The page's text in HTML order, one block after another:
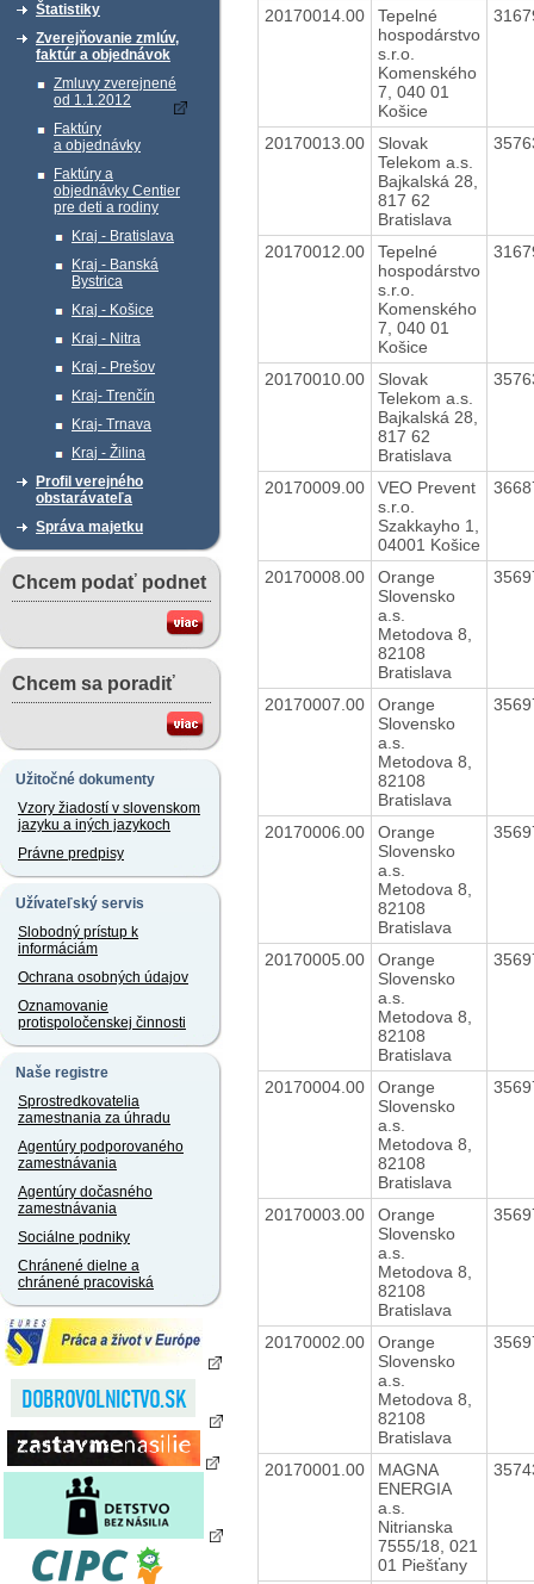
Štatistiky
Zverejňovanie zmlúv,
faktúr a objednávok
Zmluvy zverejnené
od 1.1.2012
Faktúry
a objednávky
Faktúry a
objednávky Centier
pre deti a rodiny
Kraj - Bratislava
Kraj - Banská
Bystrica
Kraj - Košice
Kraj - Nitra
Kraj - Prešov
Kraj- Trenčín
Kraj- Trnava
Kraj - Žilina
Profil verejného
obstarávateľa
Správa majetku
Chcem podať podnet
Chcem sa poradiť
Užitočné dokumenty
Vzory žiadostí v slovenskom
jazyku a iných jazykoch
Právne predpisy
Užívateľský servis
Slobodný prístup k
informáciám
Ochrana osobných údajov
Oznamovanie
protispoločenskej činnosti
Naše registre
Sprostredkovatelia
zamestnania za úhradu
Agentúry podporovaného
zamestnávania
Agentúry dočasného
zamestnávania
Sociálne podniky
Chránené dielne a
chránené pracoviská
20170014.00
Tepelné
hospodárstvo
s.r.o.
Komenského
7, 040 01
Košice
20170013.00
Slovak
Telekom a.s.
Bajkalská 28,
817 62
Bratislava
20170012.00
Tepelné
hospodárstvo
s.r.o.
Komenského
7, 040 01
Košice
20170010.00
Slovak
Telekom a.s.
Bajkalská 28,
817 62
Bratislava
20170009.00
VEO Prevent
s.r.o.
Szakkayho 1,
04001 Košice
20170008.00
Orange
Slovensko
a.s.
Metodova 8,
82108
Bratislava
20170007.00
Orange
Slovensko
a.s.
Metodova 8,
82108
Bratislava
20170006.00
Orange
Slovensko
a.s.
Metodova 8,
82108
Bratislava
20170005.00
Orange
Slovensko
a.s.
Metodova 8,
82108
Bratislava
20170004.00
Orange
Slovensko
a.s.
Metodova 8,
82108
Bratislava
20170003.00
Orange
Slovensko
a.s.
Metodova 8,
82108
Bratislava
20170002.00
Orange
Slovensko
a.s.
Metodova 8,
82108
Bratislava
20170001.00
MAGNA
ENERGIA
a.s.
Nitrianska
7555/18, 021
01 Piešťany